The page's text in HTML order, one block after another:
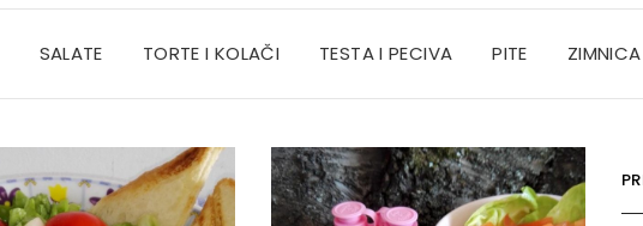
SALATE TORTE I KOLAČI TESTA I PECIVA PITE ZIMNICA